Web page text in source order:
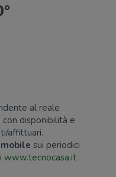
al reale
con disponibilità e
affittuari.
sui periodici
www.tecnocasa.it